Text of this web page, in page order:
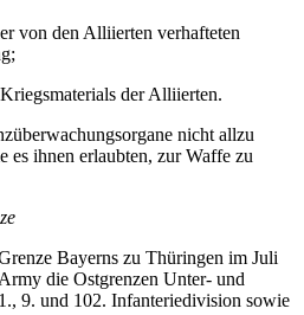
von den Alliierten verhafteten
der Alliierten.
nicht allzu
es ihnen erlaubten, zur Waffe zu
Bayerns zu Thüringen im Juli
die Ostgrenzen Unter- und
9. und 102. Infanteriedivision sowie